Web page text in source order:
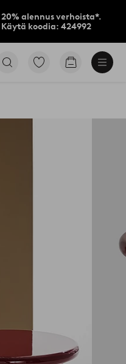
20% alennus verhoista*.
Käytä koodia: 424992
Siirry
Siirry